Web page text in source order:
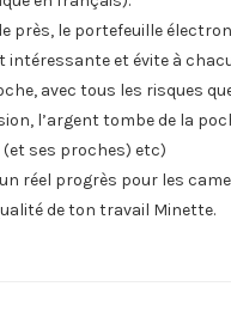
près, le portefeuille
et évite à
avec tous les risques
l’argent tombe de la
ses proches) etc)
réel progrès pour les
de ton travail Minette.